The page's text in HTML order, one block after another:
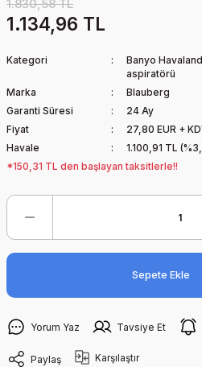
1.830,58 TL
1.134,96 TL
Kategori Banyo
aspiratörü
Marka
Blauberg
Garanti Süresi
24 Ay
Fiyat
27,80 EUR +
Havale
1.100,91 TL
*150,31 TL den başlayan taksitlerle!!
Sepete Ekle
Yorum Yaz Tavsiye Et
Paylaş Karşılaştır